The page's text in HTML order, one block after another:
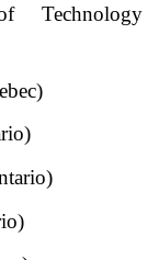
Technology